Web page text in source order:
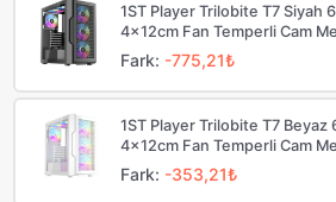
1ST Player Trilobite T7 Siyah
4x12cm Fan Temperli Cam
Fark: -775,21₺
1ST Player Trilobite T7 Beyaz
4x12cm Fan Temperli Cam
Fark: -353,21₺